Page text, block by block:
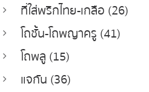
ที่ใส่พริกไทย-เกลือ (26)
โถชั้น-โถพญาครู (41)
โถพลู (15)
แจกัน (36)